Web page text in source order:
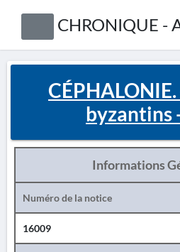
CHRONIQUE -
byzantins
Informations
Numéro de la notice
16009